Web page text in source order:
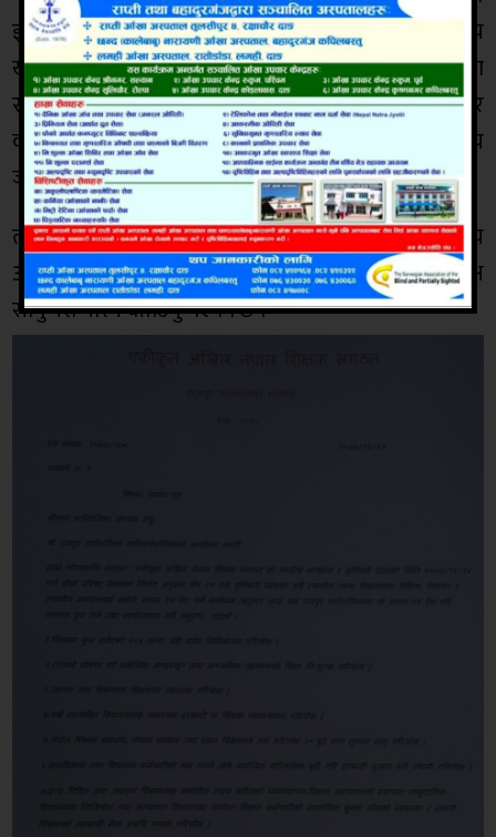
ज्ञापन पत्र बुझाउने कार्य संगठनले गरिरहेको सचिबालय सदस्य
खत्रीले बताउनु भयो । उक्त ज्ञापनपत्र हस्तान्तरण गर्ने कार्यमा
राजपुर गाउँपालिका स्तरीय समितिका सहसचिव यज्ञबहादुर
वली,सो समितिका सदस्य दिपक नेपाली,साधारण सदस्य
जुड्दबहादुर कुमाल दिपेन्द्र कुमार शुक्ल रहनु भएको थियो ।
त्यस्तै उक्त ज्ञापनपत्र बुझ्दै गाउँपालिका प्रमुख प्रशासकीय
अधिकृत रामप्रसाद खनालले सो ज्ञापनपत्र गाउँपालिका अध्यक्ष
सामु पेश गरिने बताउनु भएको छ ।